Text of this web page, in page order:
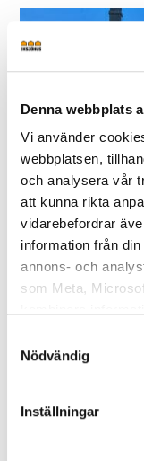
Denna webbplats
Vi använder
webbplatsen,
och analysera vår
att kunna rikta
vidarebefordrar
information från
annons- och
som Meta,
använt deras
Nödvändig
Inställningar
Ofta leder mötet
utökas. I den här
balansen mellan